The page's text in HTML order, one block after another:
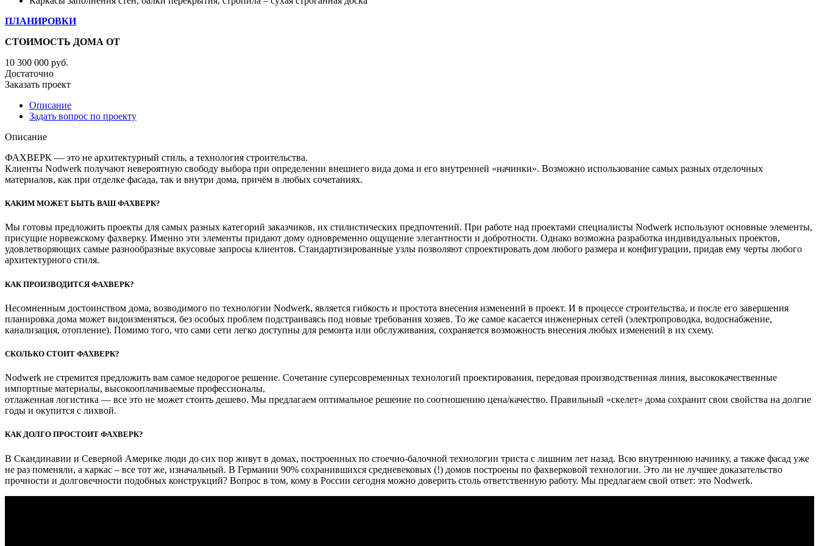
ПЛАНИРОВКИ
СТОИМОСТЬ ДОМА ОТ
10 300 000 руб.
Достаточно
Заказать проект
Описание
Задать вопрос по проекту
Описание
ФАХВЕРК — это не архитектурный стиль, а технология строительства.
Клиенты Nodwerk получают невероятную свободу выбора при определении внешнего вида дома и его внутренней «начинки». Возможно использование самых разных отделочных
материалов, как при отделке фасада, так и внутри дома, причём в любых сочетаниях.
КАКИМ МОЖЕТ БЫТЬ ВАШ ФАХВЕРК?
Мы готовы предложить проекты для самых разных категорий заказчиков, их стилистических предпочтений. При работе над проектами специалисты Nodwerk используют основные элементы,
присущие норвежскому фахверку. Именно эти элементы придают дому одновременно ощущение элегантности и добротности. Однако возможна разработка индивидуальных проектов,
удовлетворяющих самые разнообразные вкусовые запросы клиентов. Стандартизированные узлы позволяют спроектировать дом любого размера и конфигурации, придав ему черты любого
архитектурного стиля.
КАК ПРОИЗВОДИТСЯ ФАХВЕРК?
Несомненным достоинством дома, возводимого по технологии Nodwerk, является гибкость и простота внесения изменений в проект. И в процессе строительства, и после его завершения
планировка дома может видоизменяться, без особых проблем подстраиваясь под новые требования хозяев. То же самое касается инженерных сетей (электропроводка, водоснабжение,
канализация, отопление). Помимо того, что сами сети легко доступны для ремонта или обслуживания, сохраняется возможность внесения любых изменений в их схему.
СКОЛЬКО СТОИТ ФАХВЕРК?
Nodwerk не стремится предложить вам самое недорогое решение. Сочетание суперсовременных технологий проектирования, передовая производственная линия, высококачественные
импортные материалы, высокооплачиваемые профессионалы,
отлаженная логистика — все это не может стоить дешево. Мы предлагаем оптимальное решение по соотношению цена/качество. Правильный «скелет» дома сохранит свои свойства на долгие
годы и окупится с лихвой.
КАК ДОЛГО ПРОСТОИТ ФАХВЕРК?
В Скандинавии и Северной Америке люди до сих пор живут в домах, построенных по стоечно-балочной технологии триста с лишним лет назад. Всю внутреннюю начинку, а также фасад уже
не раз поменяли, а каркас – все тот же, изначальный. В Германии 90% сохранившихся средневековых (!) домов построены по фахверковой технологии. Это ли не лучшее доказательство
прочности и долговечности подобных конструкций? Вопрос в том, кому в России сегодня можно доверить столь ответственную работу. Мы предлагаем свой ответ: это Nodwerk.